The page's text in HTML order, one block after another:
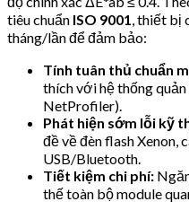
tiêu chuẩn ISO 9001, thiết bị
tháng/lần để đảm bảo:
Tính tuân thủ chuẩn
thích với hệ thống
NetProfiler).
Phát hiện sớm lỗi kỹ
đề về đèn flash Xenon,
USB/Bluetooth.
Tiết kiệm chi phí:
thế toàn bộ module